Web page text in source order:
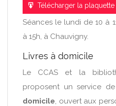
Télécharger la plaquette
Séances le lundi de 10 à
à 15h, à Chauvigny.
Livres à domicile
Le CCAS et la
proposent un service de
domicile, ouvert aux